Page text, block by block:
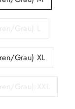
Grau) L
Grau) XL
Grau) XXL